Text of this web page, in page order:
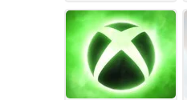
Gears of War : E-Day
06/16/2026